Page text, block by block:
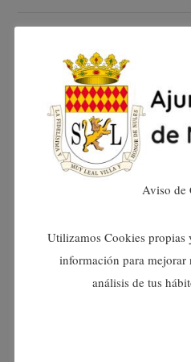
febrero 2024
enero 2024
diciembre 2023
octubre 2023
Aviso de
Utilizamos Cookies propias
información para mejorar
análisis de tus